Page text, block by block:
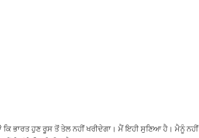
ਕਿ ਭਾਰਤ ਹੁਣ ਰੂਸ ਤੋਂ ਤੇਲ ਨਹੀਂ ਖਰੀਦੇਗਾ। ਮੈਂ ਇਹੀ ਸੁਣਿਆ ਹੈ। ਮੈਨੂੰ ਨਹੀਂ